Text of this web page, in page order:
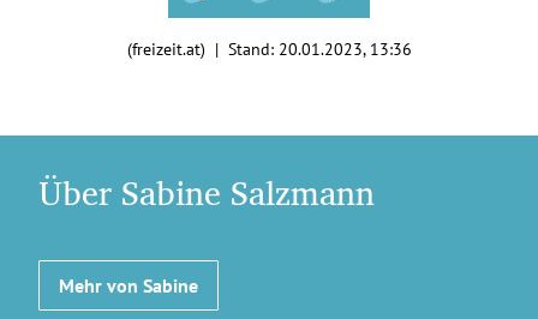
(freizeit.at) | Stand: 20.01.2023, 13:36
Über Sabine Salzmann
Mehr von Sabine